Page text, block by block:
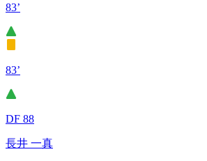
83’
83’
DF 88
長井 一真